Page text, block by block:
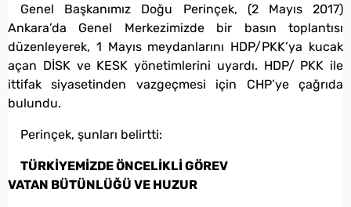
Genel Başkanımız Doğu Perinçek, (2 Mayıs 2017)
Ankara’da Genel Merkezimizde bir basın toplantısı
düzenleyerek, 1 Mayıs meydanlarını HDP/PKK’ya kucak
açan DİSK ve KESK yönetimlerini uyardı. HDP/ PKK ile
ittifak siyasetinden vazgeçmesi için CHP’ye çağrıda
bulundu.
Perinçek, şunları belirtti:
TÜRKİYEMİZDE ÖNCELİKLİ GÖREV
VATAN BÜTÜNLÜĞÜ VE HUZUR